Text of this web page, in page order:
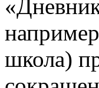
школа)